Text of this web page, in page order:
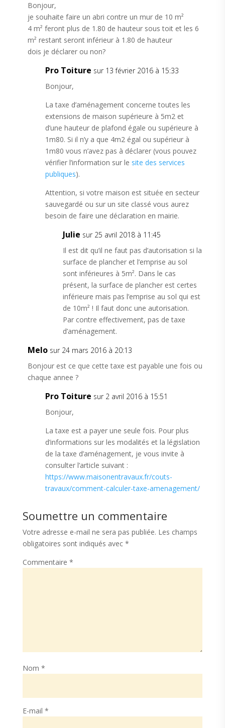
Bonjour,
je souhaite faire un abri contre un mur de 10 m²
4 m² feront plus de 1.80 de hauteur sous toit et les 6
m² restant seront inférieur à 1.80 de hauteur
dois je déclarer ou non?
Pro Toiture sur 13 février 2016 à 15:33
Bonjour,
La taxe d’aménagement concerne toutes les
extensions de maison supérieure à 5m2 et
d’une hauteur de plafond égale ou supérieure à
1m80. Si il n’y a que 4m2 égal ou supérieur à
1m80 vous n’avez pas à déclarer (vous pouvez
vérifier l’information sur le site des services
publiques).
Attention, si votre maison est située en secteur
sauvegardé ou sur un site classé vous aurez
besoin de faire une déclaration en mairie.
Julie sur 25 avril 2018 à 11:45
Il est dit qu’il ne faut pas d’autorisation si la
surface de plancher et l’emprise au sol
sont inférieures à 5m². Dans le cas
présent, la surface de plancher est certes
inférieure mais pas l’emprise au sol qui est
de 10m² ! Il faut donc une autorisation.
Par contre effectivement, pas de taxe
d’aménagement.
Melo sur 24 mars 2016 à 20:13
Bonjour est ce que cette taxe est payable une fois ou
chaque annee ?
Pro Toiture sur 2 avril 2016 à 15:51
Bonjour,
La taxe est a payer une seule fois. Pour plus
d’informations sur les modalités et la législation
de la taxe d’aménagement, je vous invite à
consulter l’article suivant :
https://www.maisonentravaux.fr/couts-
travaux/comment-calculer-taxe-amenagement/
Soumettre un commentaire
Votre adresse e-mail ne sera pas publiée. Les champs
obligatoires sont indiqués avec *
Commentaire *
Nom *
E-mail *